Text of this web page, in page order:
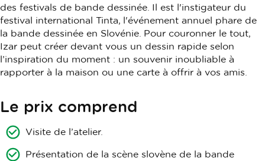
des festivals de bande dessinée. Il est l'instigateur du
festival international Tinta, l'événement annuel phare de
la bande dessinée en Slovénie. Pour couronner le tout,
Izar peut créer devant vous un dessin rapide selon
l’inspiration du moment : un souvenir inoubliable à
rapporter à la maison ou une carte à offrir à vos amis.
Le prix comprend
Visite de l’atelier.
Présentation de la scène slovène de la bande